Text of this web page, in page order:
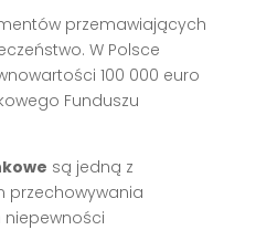
przemawiających
W Polsce
100 000 euro
Funduszu
są jedną z
przechowywania
niepewności